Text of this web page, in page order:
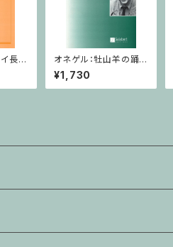
長調
スと
オネゲル：牡山羊の踊
り/フルート
¥1,730